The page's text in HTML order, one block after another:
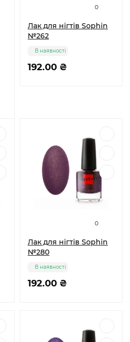
0
Лак для нігтів Sophin
№262
192.00 ₴
В наявності
0
Лак для нігтів Sophin
№280
192.00 ₴
В наявності